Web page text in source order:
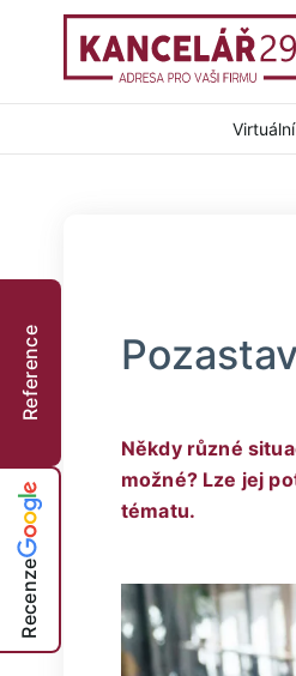
Reference
Recenze
Někdy různé
možné? Lze jej
tématu.